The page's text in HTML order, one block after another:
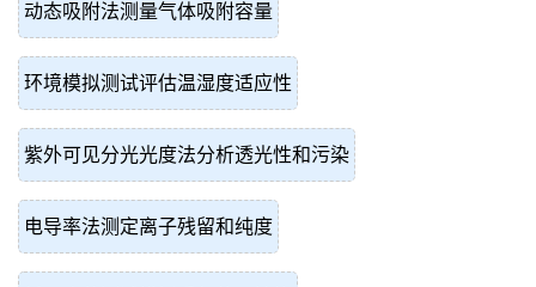
动态吸附法测量气体吸附容量
环境模拟测试评估温湿度适应性
紫外可见分光光度法分析透光性和污染
电导率法测定离子残留和纯度